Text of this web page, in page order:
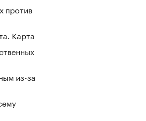
против
Карта
из-за